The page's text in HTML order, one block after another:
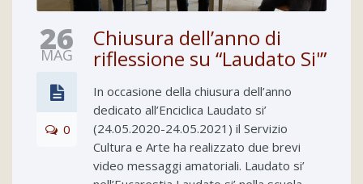
26
MAG
0
Chiusura dell’anno di
riflessione su “Laudato Si'”
In occasione della chiusura dell’anno
dedicato all’Enciclica Laudato si’
(24.05.2020-24.05.2021) il Servizio
Cultura e Arte ha realizzato due brevi
video messaggi amatoriali. Laudato si’